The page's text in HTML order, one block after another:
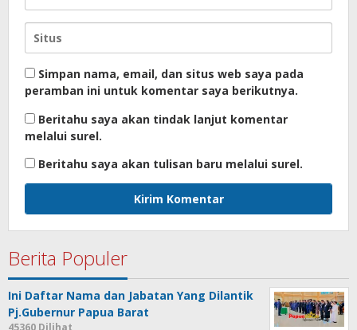
Simpan nama, email, dan situs web saya pada
peramban ini untuk komentar saya berikutnya.
Beritahu saya akan tindak lanjut komentar
melalui surel.
Beritahu saya akan tulisan baru melalui surel.
Berita Populer
Ini Daftar Nama dan Jabatan Yang Dilantik
Pj.Gubernur Papua Barat
45360 Dilihat